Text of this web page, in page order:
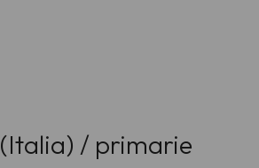
(Italia) / primarie